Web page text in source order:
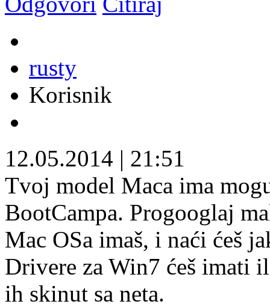
rusty
Korisnik
12.05.2014 | 21:51
Tvoj model Maca ima
BootCampa. Progooglaj
Mac OSa imaš, i naći ćeš
Drivere za Win7 ćeš imati
ih skinut sa neta.